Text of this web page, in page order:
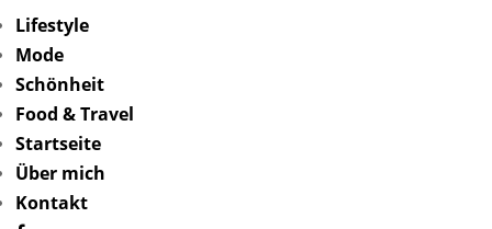
Lifestyle
Mode
Schönheit
Food & Travel
Startseite
Über mich
Kontakt